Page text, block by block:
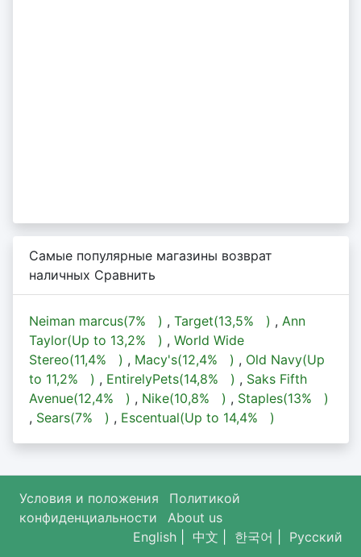
Самые популярные магазины возврат
наличных Сравнить
Neiman marcus(7% ) , Target(13,5% ) , Ann
Taylor(Up to 13,2% ) , World Wide
Stereo(11,4% ) , Macy's(12,4% ) , Old Navy(Up
to 11,2% ) , EntirelyPets(14,8% ) , Saks Fifth
Avenue(12,4% ) , Nike(10,8% ) , Staples(13%
)
, Sears(7% ) , Escentual(Up to 14,4% )
Условия и положения
Политикой
конфиденциальности
About us
English| 中文 한국어 Русский